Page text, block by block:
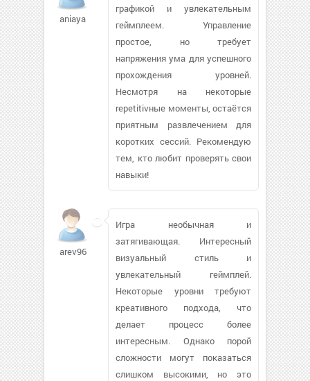
aniaya
графикой и увлекательным
геймплеем. Управление
простое, но требует
напряжения ума для успешного
прохождения уровней.
Несмотря на некоторые
repetitivные моменты, остаётся
приятным развлечением для
коротких сессий. Рекомендую
тем, кто любит проверять свои
навыки!
arev96
Игра необычная и
затягивающая. Интересный
визуальный стиль и
увлекательный геймплей.
Некоторые уровни требуют
креативного подхода, что
делает процесс более
интересным. Однако порой
сложности могут показаться
слишком высокими, но это